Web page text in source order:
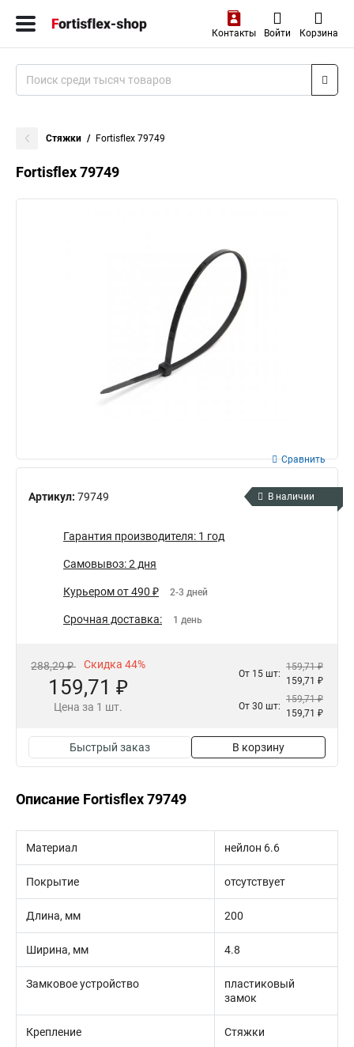
Контакты Войти Корзина
Стяжки Fortisflex 79749
Fortisflex 79749
Артикул: 79749
Сравнить
В наличии
Гарантия производителя: 1 год
Самовывоз: 2 дня
Курьером от 490 ₽ 2-3 дней
Срочная доставка: 1 день
288,29 ₽ Скидка 44%
159,71 ₽
Цена за 1 шт.
От 15 шт:
159,71 ₽
159,71 ₽
От 30 шт:
159,71 ₽
159,71 ₽
Быстрый заказ В корзину
Описание Fortisflex 79749
Материал нейлон 6.6
Покрытие отсутствует
Длина, мм 200
Ширина, мм 4.8
Замковое устройство
пластиковый
замок
Крепление Стяжки